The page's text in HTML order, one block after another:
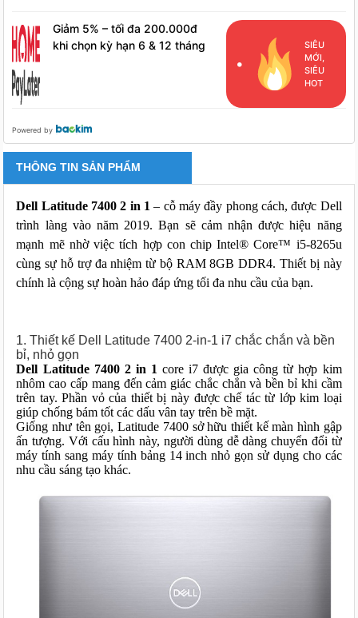
Giảm 5% – tối đa 200.000đ
khi chọn kỳ hạn 6 & 12 tháng
SIÊU
MỚI,
SIÊU
HOT
Powered by
THÔNG TIN SẢN PHẨM
Dell Latitude 7400 2 in 1 – cỗ máy đầy phong cách, được Dell
trình làng vào năm 2019. Bạn sẽ cảm nhận được hiệu năng
mạnh mẽ nhờ việc tích hợp con chip Intel® Core™ i5-8265u
cùng sự hỗ trợ đa nhiệm từ bộ RAM 8GB DDR4. Thiết bị này
chính là cộng sự hoàn hảo đáp ứng tối đa nhu cầu của bạn.
1. Thiết kế Dell Latitude 7400 2-in-1 i7 chắc chắn và bền
bỉ, nhỏ gọn
Dell Latitude 7400 2 in 1 core i7 được gia công từ hợp kim
nhôm cao cấp mang đến cảm giác chắc chắn và bền bỉ khi cầm
trên tay. Phần vỏ của thiết bị này được chế tác từ lớp kim loại
giúp chống bám tốt các dấu vân tay trên bề mặt.
Giống như tên gọi, Latitude 7400 sở hữu thiết kế màn hình gập
ấn tượng. Với cấu hình này, người dùng dễ dàng chuyển đổi từ
máy tính sang máy tính bảng 14 inch nhỏ gọn sử dụng cho các
nhu cầu sáng tạo khác.